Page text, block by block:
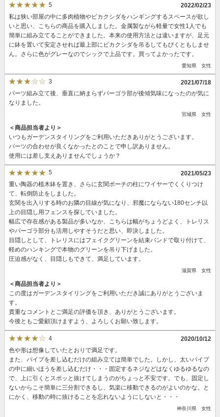
5
2022/02/23
私は狭い部屋の中に多肉植物やビカクシダをハンギングするスペースが欲し
いと思い、こちらの商品を購入しました。金属製ながら軽量で女性1人でも
簡単に組み立てることができました。本来の使用方法とは違いますが、足元
に鉢を置いて安定させれば最上部にビカクシダを吊るしてもびくともしませ
ん。さらに色がグレーなのでシックで上品です。買ってよかったです。
愛知県 女性
3
2021/07/18
パーツ組み立て後、垂直に納まらずパーゴラ部が後傾気味になったのが気に
なりました。
宮城県 女性
＜商品担当者より＞
いつもガーデンスタイリングをご利用いただきありがとうございます。
パーツの合わせが良くなかったとのことで申し訳ありません。
使用には差し支えありませんでしょうか？
5
2021/05/23
重い陶器の植木鉢を置き、さらに玄関ポーチの柱にワイヤーでくくりつけ
て、転倒防止をしました。
玄関を出入りする時のお隣の目線が気になり、邪魔にならない180センチ以
上の目隠し用フェンスを探していました。
幅広で存在感がある製品が多いなか、こちらは幅がちょうどよく、トレリス
やパーゴラ部分も活用しやすそうだと思い、即決しました。
目隠しとして、トレリスにはフェイクグリーンを結束バンドで取り付けて、
軽めのハンキングで本物のグリーンを吊り下げました。
圧迫感がなく、目隠しもできて、満足しています。
滋賀県 女性
＜商品担当者より＞
この度はガーデンスタイリングをご利用いただき誠にありがとうございま
す。
貴重なコメントとご満足の評価を頂き、ありがとうございます。
今後ともご愛顧頂けますよう、よろしくお願い致します。
4
2020/10/12
色や形は想像していたとおりで満足です。
また、パイプを差し込むだけの組み立ては簡単でした。しかし、太いパイプ
の中に細いほうを差し込むだけ・・・固定するネジなどはなくゆるゆるなの
で、上に引くとスポッと抜けてしまうのがちょっと不安です。でも、固定し
ないからこそ簡単に三分割できるし、気楽に移動できるのがよいのかな。と
にかく、移動の時に抜けることを忘れないようにしないと・・・
神奈川県 女性